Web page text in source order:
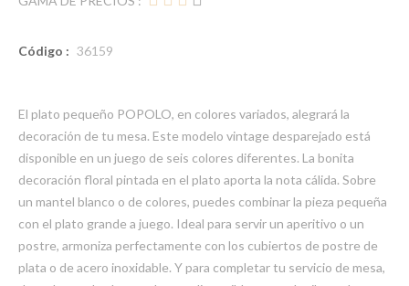
Código : 36159
El plato pequeño POPOLO, en colores variados, alegrará la
decoración de tu mesa. Este modelo vintage desparejado está
disponible en un juego de seis colores diferentes. La bonita
decoración floral pintada en el plato aporta la nota cálida. Sobre
un mantel blanco o de colores, puedes combinar la pieza pequeña
con el plato grande a juego. Ideal para servir un aperitivo o un
postre, armoniza perfectamente con los cubiertos de postre de
plata o de acero inoxidable. Y para completar tu servicio de mesa,